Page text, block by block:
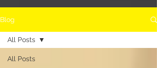
Blog
All Posts
All Posts